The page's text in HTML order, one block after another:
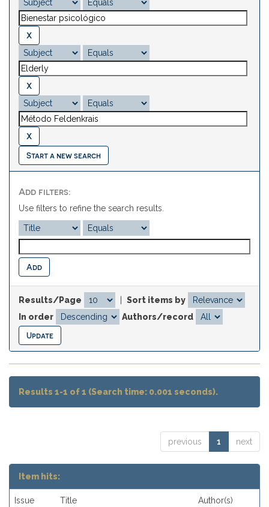
Start a new search
Add filters:
Use filters to refine the search results.
Results/Page
Sort items by
In order
Authors/record
Results 1-1 of 1 (Search time: 0.001 seconds).
previous 1 next
Item hits:
Issue
Title Author(s)